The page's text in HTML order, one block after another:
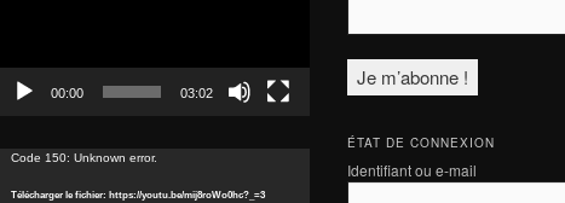
00:00 03:02
Lecteur
Code 150: Unknown error.
Télécharger le fichier: https://youtu.be/mij8roWo0hc?_=3
ÉTAT DE CONNEXION
Identifiant ou e-mail